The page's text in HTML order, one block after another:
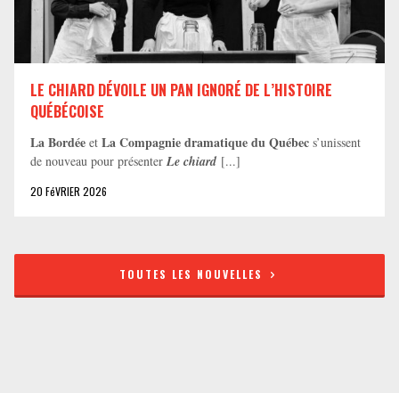
LE CHIARD DÉVOILE UN PAN IGNORÉ DE L’HISTOIRE
QUÉBÉCOISE
La Bordée et La Compagnie dramatique du Québec s’unissent
de nouveau pour présenter Le chiard [...]
20 FéVRIER 2026
TOUTES LES NOUVELLES